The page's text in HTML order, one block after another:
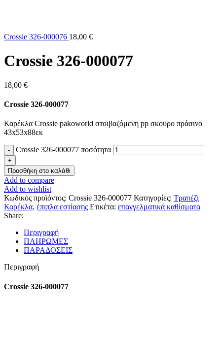
Crossie 326-000076 18,00 €
Crossie 326-000077
18,00 €
Crossie 326-000077
Καρέκλα Crossie pakoworld στοιβαζόμενη pp σκουρο πράσινο
43x53x88εκ
Crossie 326-000077 ποσότητα
Προσθήκη στο καλάθι
Add to compare
Add to wishlist
Κωδικός προϊόντος: Crossie 326-000077 Κατηγορίες: Τραπέζι
Καρέκλα, έπιπλα εστίασης Ετικέτα: επαγγελματικά καθίσματα
Share:
Περιγραφή
ΠΛΗΡΩΜΕΣ
ΠΑΡΑΔΟΣΕΙΣ
Περιγραφή
Crossie 326-000077